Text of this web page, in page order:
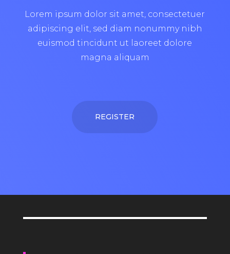
Lorem ipsum dolor sit amet, consectetuer
adipiscing elit, sed diam nonummy nibh
euismod tincidunt ut laoreet dolore
magna aliquam
REGISTER